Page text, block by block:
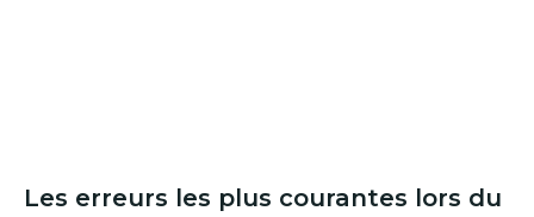
Les erreurs les plus courantes lors du